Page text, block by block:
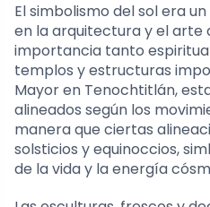
El simbolismo del sol era
en la arquitectura y el arte
importancia tanto
templos y estructuras
Mayor en Tenochtitlán,
alineados según los
manera que ciertas
solsticios y equinoccios,
de la vida y la energía